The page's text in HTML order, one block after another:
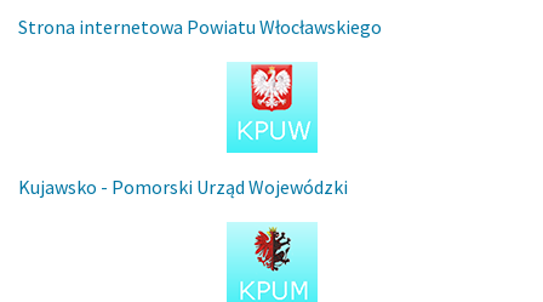
Strona internetowa Powiatu Włocławskiego
Kujawsko - Pomorski Urząd Wojewódzki